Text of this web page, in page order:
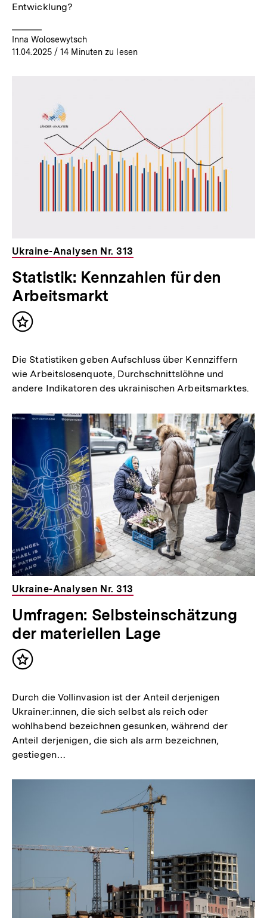
Entwicklung?
Inna Wolosewytsch
11.04.2025/ 14 Minuten zu lesen
Ukraine-Analysen Nr. 313
Statistik: Kennzahlen für den
Arbeitsmarkt
Inhalt
Die Statistiken geben Aufschluss über Kennziffern
wie Arbeitslosenquote, Durchschnittslöhne und
andere Indikatoren des ukrainischen Arbeitsmarktes.
Ukraine-Analysen Nr. 313
Umfragen: Selbsteinschätzung
der materiellen Lage
Inhalt
Durch die Vollinvasion ist der Anteil derjenigen
Ukrainer:innen, die sich selbst als reich oder
wohlhabend bezeichnen gesunken, während der
Anteil derjenigen, die sich als arm bezeichnen,
gestiegen…